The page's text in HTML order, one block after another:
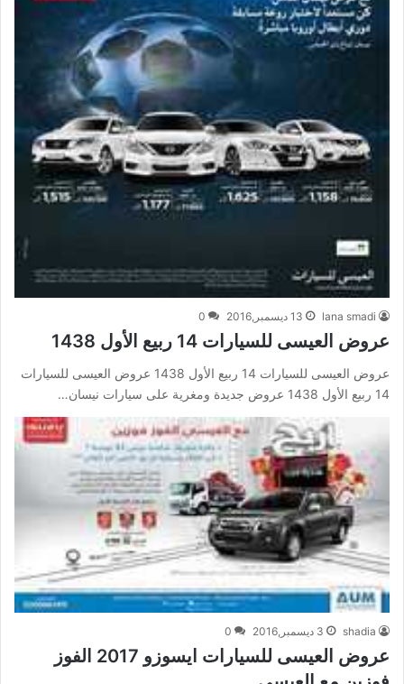
lana smadi 13 ديسمبر,2016 0
عروض العيسى للسيارات 14 ربيع الأول 1438
عروض العيسى للسيارات 14 ربيع الأول 1438 عروض العيسى للسيارات
14 ربيع الأول 1438 عروض جديدة ومغرية على سيارات نيسان…
shadia 3 ديسمبر,2016 0
عروض العيسى للسيارات ايسوزو 2017 الفوز